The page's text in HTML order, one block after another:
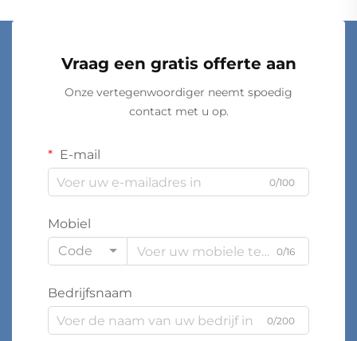
Vraag een gratis offerte aan
Onze vertegenwoordiger neemt spoedig
contact met u op.
E-mail
0/100
Mobiel
Code
0/16
Bedrijfsnaam
0/200